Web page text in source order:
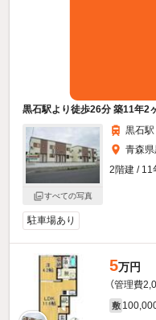
黒石駅より徒歩26分 築11年2
すべての写真
黒石駅
青森県
2階建 / 11
駐車場あり
5万円
（管理費
敷